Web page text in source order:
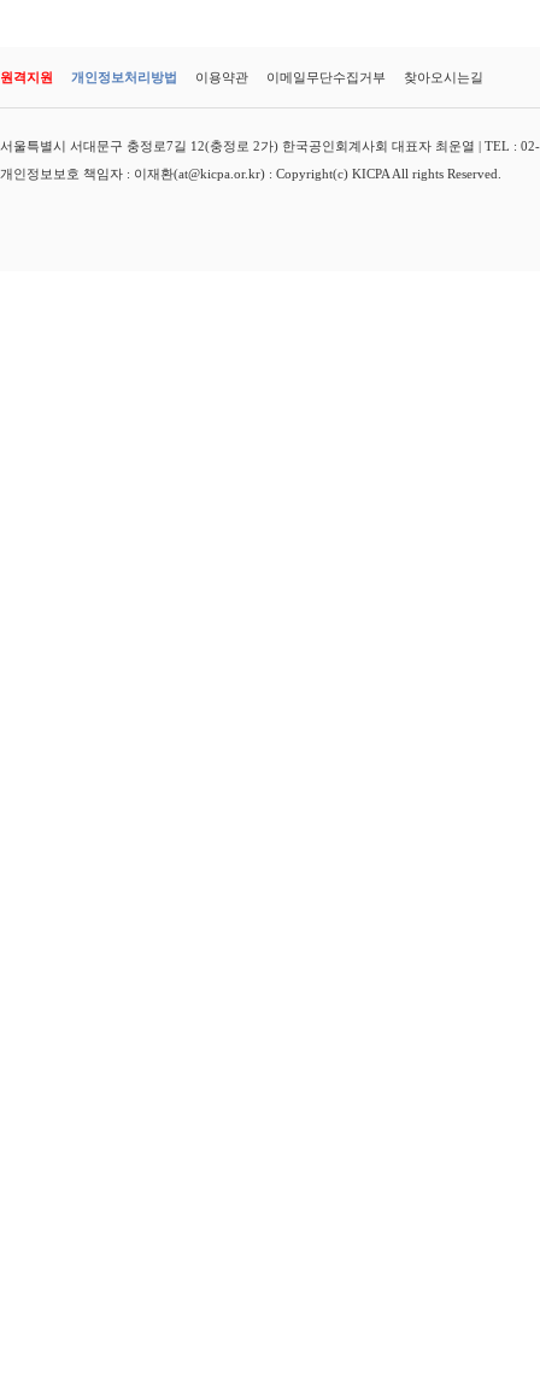
원격지원 개인정보처리방법 이용약관 이메일무단수집거부 찾아오시는길
서울특별시 서대문구 충정로7길 12(충정로 2가) 한국공인회계사회 대표자 최운열 | TEL :
개인정보보호 책임자 : 이재환(at@kicpa.or.kr) : Copyright(c) KICPA All rights Reserved.